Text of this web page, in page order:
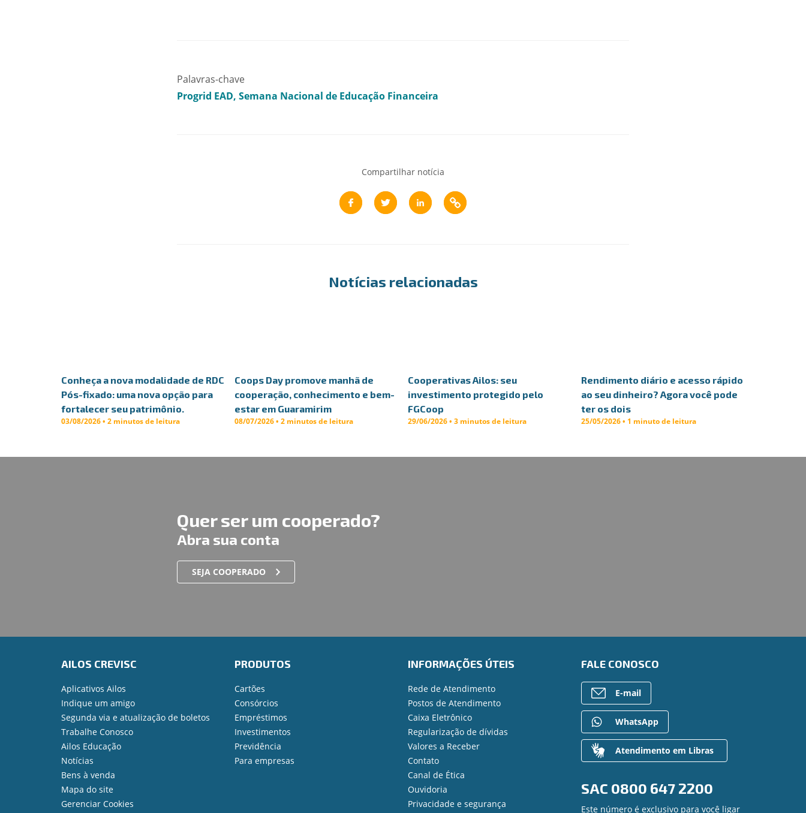
Palavras-chave
Progrid EAD Semana Nacional de Educação Financeira
Compartilhar notícia
Notícias relacionadas
Conheça a nova modalidade de RDC
Pós-fixado: uma nova opção para
fortalecer seu patrimônio.
03/08/2026 • 2 minutos de leitura
Coops Day promove manhã de
cooperação, conhecimento e bem-
estar em Guaramirim
08/07/2026 • 2 minutos de leitura
Cooperativas Ailos: seu
investimento protegido pelo
FGCoop
29/06/2026 • 3 minutos de leitura
Rendimento diário e acesso rápido
ao seu dinheiro? Agora você pode
ter os dois
25/05/2026 • 1 minuto de leitura
Quer ser um cooperado?
Abra sua conta
SEJA COOPERADO
AILOS CREVISC
Aplicativos Ailos
Indique um amigo
Segunda via e atualização de boletos
Trabalhe Conosco
Ailos Educação
Notícias
Bens à venda
Mapa do site
Gerenciar Cookies
PRODUTOS
Cartões
Consórcios
Empréstimos
Investimentos
Previdência
Para empresas
INFORMAÇÕES ÚTEIS
Rede de Atendimento
Postos de Atendimento
Caixa Eletrônico
Regularização de dívidas
Valores a Receber
Contato
Canal de Ética
Ouvidoria
Privacidade e segurança
FALE CONOSCO
E-mail
WhatsApp
Atendimento em Libras
SAC 0800 647 2200
Este número é exclusivo para você ligar